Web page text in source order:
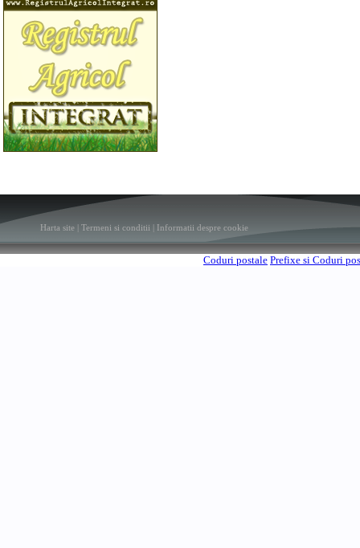
Harta site | Termeni si conditii | Informatii despre cookie
Coduri postale Prefixe si Coduri